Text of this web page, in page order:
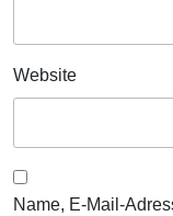
Website
Name, E-Mail-